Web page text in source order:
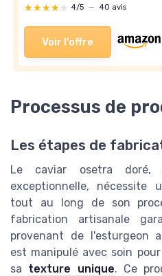
★★★★★
★★★★★ 4/5 — 40 avis
Voir l'offre
Processus de
Les étapes de
Le caviar osetra
exceptionnelle, nécessite
tout au long de son
fabrication artisanale
provenant de l'esturgeon
est manipulé avec soin
sa texture unique. Ce